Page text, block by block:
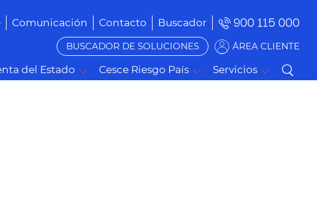
Comunicación Contacto Buscador 900 115 000
BUSCADOR DE SOLUCIONES ÁREA CLIENTE
del Estado Cesce Riesgo País Servicios